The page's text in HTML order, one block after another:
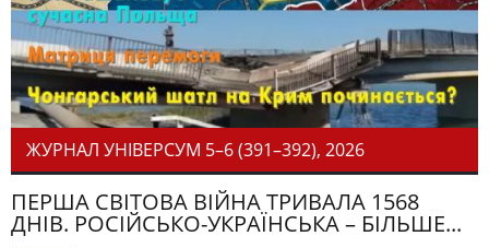
ЖУРНАЛ УНІВЕРСУМ 5–6 (391–392), 2026
ПЕРША СВІТОВА ВІЙНА ТРИВАЛА 1568
ДНІВ. РОСІЙСЬКО-УКРАЇНСЬКА – БІЛЬШЕ...